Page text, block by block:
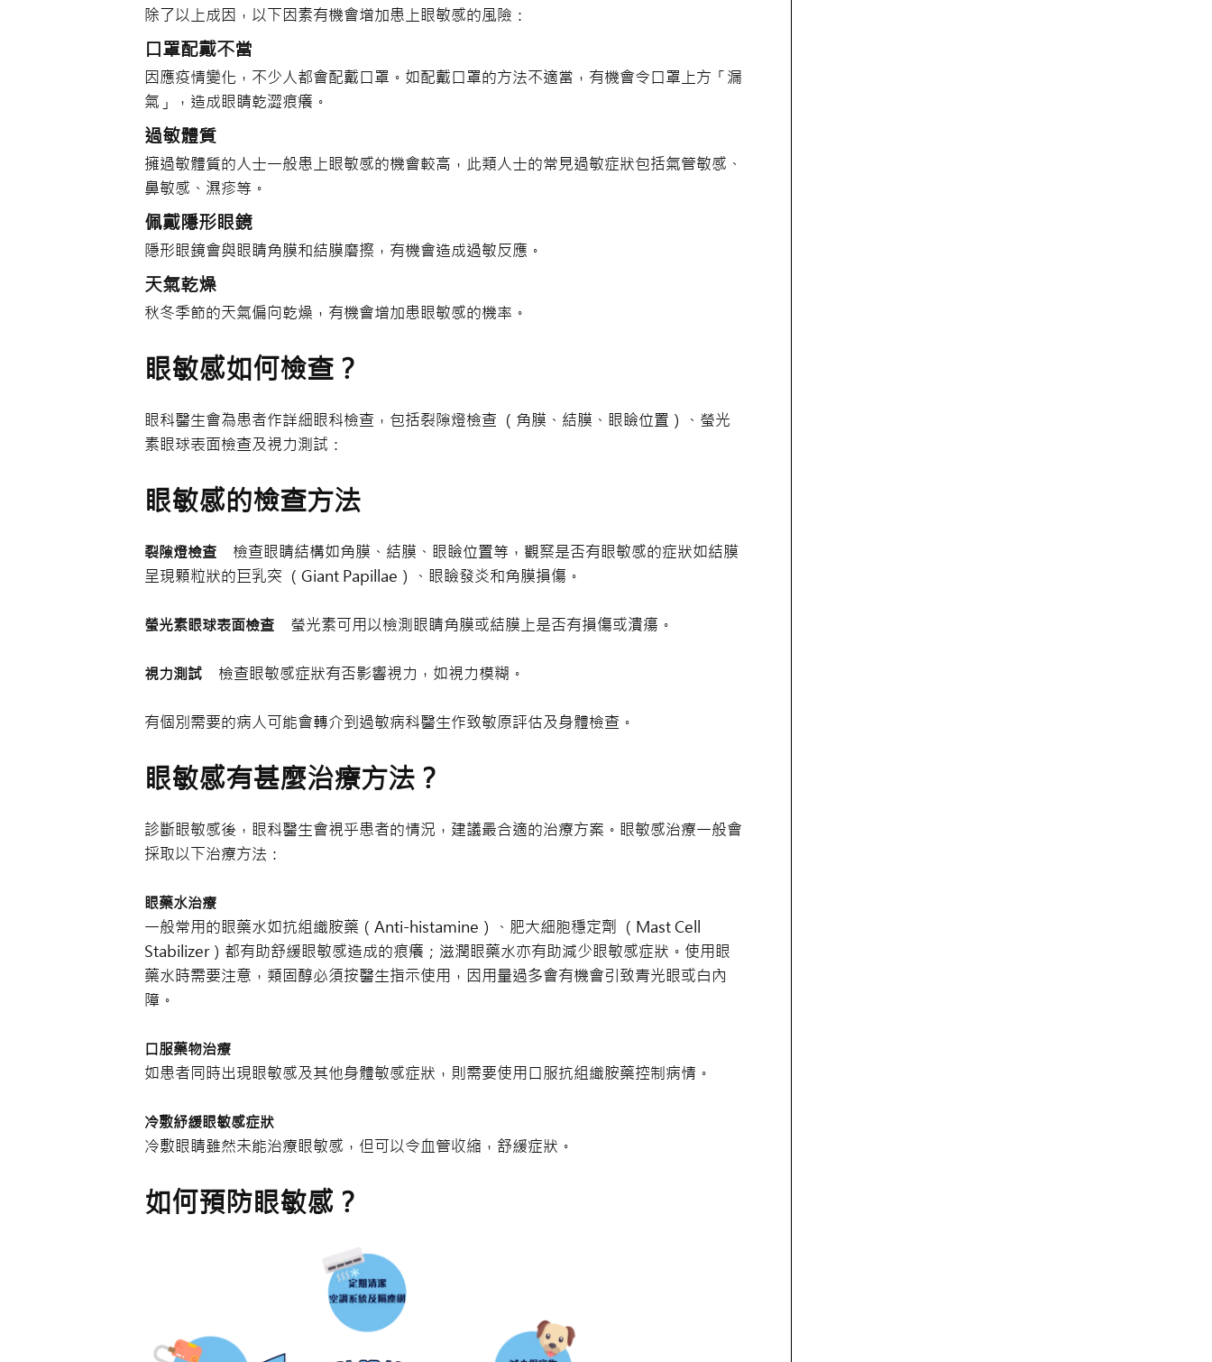
除了以上成因，以下因素有機會增加患上眼敏感的風險：
口罩配戴不當
因應疫情變化，不少人都會配戴口罩。如配戴口罩的方法不適當，有機會令口罩上方「漏
氣」，造成眼睛乾澀痕癢。
過敏體質
擁過敏體質的人士一般患上眼敏感的機會較高，此類人士的常見過敏症狀包括氣管敏感、
鼻敏感、濕疹等。
佩戴隱形眼鏡
隱形眼鏡會與眼睛角膜和結膜磨擦，有機會造成過敏反應。
天氣乾燥
秋冬季節的天氣偏向乾燥，有機會增加患眼敏感的機率。
眼敏感如何檢查？
眼科醫生會為患者作詳細眼科檢查，包括裂隙燈檢查 （角膜、結膜、眼瞼位置）、螢光
素眼球表面檢查及視力測試：
眼敏感的檢查方法
裂隙燈檢查 檢查眼睛結構如角膜、結膜、眼瞼位置等，觀察是否有眼敏感的症狀如結膜
呈現顆粒狀的巨乳突 （Giant Papillae）、眼瞼發炎和角膜損傷。
螢光素眼球表面檢查 螢光素可用以檢測眼睛角膜或結膜上是否有損傷或潰瘍。
視力測試 檢查眼敏感症狀有否影響視力，如視力模糊。
有個別需要的病人可能會轉介到過敏病科醫生作致敏原評估及身體檢查。
眼敏感有甚麼治療方法？
診斷眼敏感後，眼科醫生會視乎患者的情況，建議最合適的治療方案。眼敏感治療一般會
採取以下治療方法：
眼藥水治療
一般常用的眼藥水如抗組織胺藥（Anti-histamine）、肥大細胞穩定劑 （Mast Cell
Stabilizer）都有助舒緩眼敏感造成的痕癢；滋潤眼藥水亦有助減少眼敏感症狀。使用眼
藥水時需要注意，類固醇必須按醫生指示使用，因用量過多會有機會引致青光眼或白內
障。
口服藥物治療
如患者同時出現眼敏感及其他身體敏感症狀，則需要使用口服抗組織胺藥控制病情。
冷敷紓緩眼敏感症狀
冷敷眼睛雖然未能治療眼敏感，但可以令血管收縮，舒緩症狀。
如何預防眼敏感？